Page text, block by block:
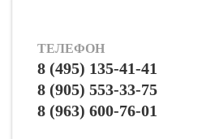
ТЕЛЕФОН
8 (495) 135-41-41
8 (905) 553-33-75
8 (963) 600-76-01